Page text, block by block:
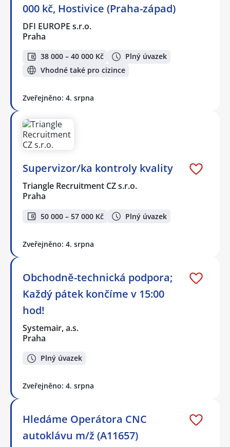
000 kč, Hostivice (Praha-západ)
DFI EUROPE s.r.o.
Praha
38 000 – 40 000 Kč
Plný úvazek
Vhodné také pro cizince
Zveřejněno: 4. srpna
Supervizor/ka kontroly kvality
Triangle Recruitment CZ s.r.o.
Praha
50 000 – 57 000 Kč Plný úvazek
Zveřejněno: 4. srpna
Obchodně-technická podpora;
Každý pátek končíme v 15:00
hod!
Systemair, a.s.
Praha
Plný úvazek
Zveřejněno: 4. srpna
Hledáme Operátora CNC
autoklávu m/ž (A11657)